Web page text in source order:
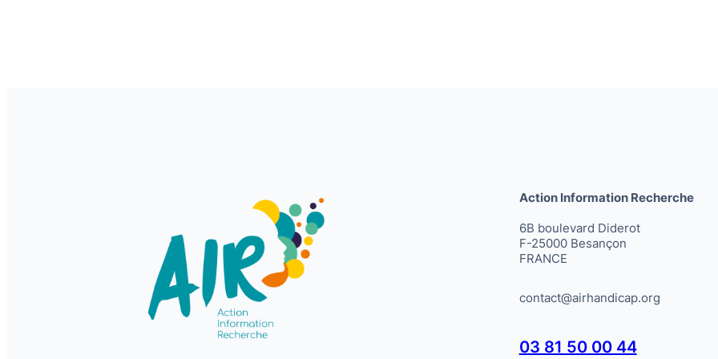
Action Information Recherche
6B boulevard Diderot
F-25000 Besançon
FRANCE
contact@airhandicap.org
03 81 50 00 44